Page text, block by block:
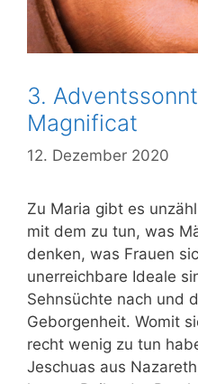
3.
Magnificat
12. Dezember 2020
Zu Maria gibt es
mit dem zu tun, was
denken, was Frauen
unerreichbare Ideale
Sehnsüchte nach und
Geborgenheit. Womit
recht wenig zu tun
Jeschuas aus